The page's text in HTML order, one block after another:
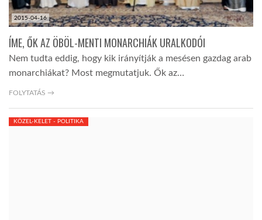
2015-04-16
ÍME, ŐK AZ ÖBÖL-MENTI MONARCHIÁK URALKODÓI
Nem tudta eddig, hogy kik irányítják a mesésen gazdag arab
monarchiákat? Most megmutatjuk. Ők az…
FOLYTATÁS →
KÖZEL-KELET - POLITIKA